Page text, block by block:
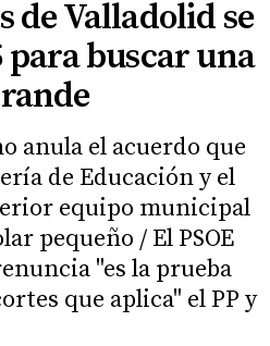
de Valladolid se
para buscar una
anula el acuerdo que
de Educación y el
equipo municipal
pequeño / El PSOE
"es la prueba
que aplica" el PP y